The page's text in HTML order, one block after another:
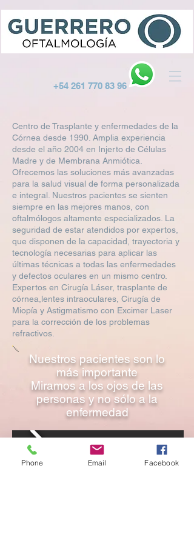
+54 261 770 83 96
Centro de Trasplante y enfermedades de la
Córnea desde 1990. Amplia experiencia
desde el año 2004 en Injerto de Células
Madre y de Membrana Anmiótica.
Ofrecemos las soluciones más avanzadas
para la salud visual de forma personalizada
e integral. Nuestros pacientes se sienten
siempre en las mejores manos, con
oftalmólogos altamente especializados. La
seguridad de estar atendidos por expertos,
que disponen de la capacidad, trayectoria y
tecnología necesarias para aplicar las
últimas técnicas a todas las enfermedades
y defectos oculares en un mismo centro.
Expertos en Cirugía Láser, trasplante de
córnea,lentes intraoculares, Cirugía de
Miopía y Astigmatismo con Excimer Laser
para la corrección de los problemas
refractivos.
Nuestros pacientes son lo
más importante
Miramos a los ojos de las
personas y no sólo a la
enfermedad
Phone Email Facebook